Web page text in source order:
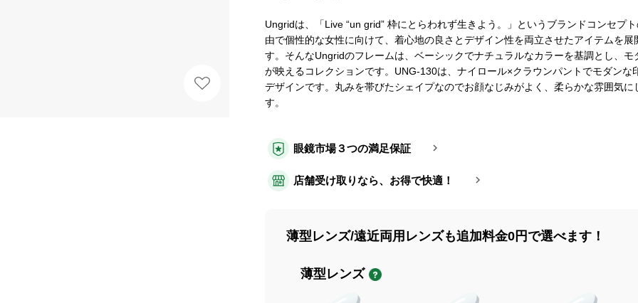
眼鏡市場３つの満足保証
店舗受け取りなら、お得で快適！
薄型レンズ/遠近両用レンズも追加料金0円で選べます！
薄型レンズ
Ungridは、「Live “un grid” 枠にとらわれず生きよう。」というブランドコンセプ
由で個性的な女性に向けて、着心地の良さとデザイン性を両立させたアイテムを展
す。そんなUngridのフレームは、ベーシックでナチュラルなカラーを基調とし、モ
が映えるコレクションです。UNG-130は、ナイロール×クラウンパントでモダンな
デザインです。丸みを帯びたシェイプなのでお顔なじみがよく、柔らかな雰囲気に
す。